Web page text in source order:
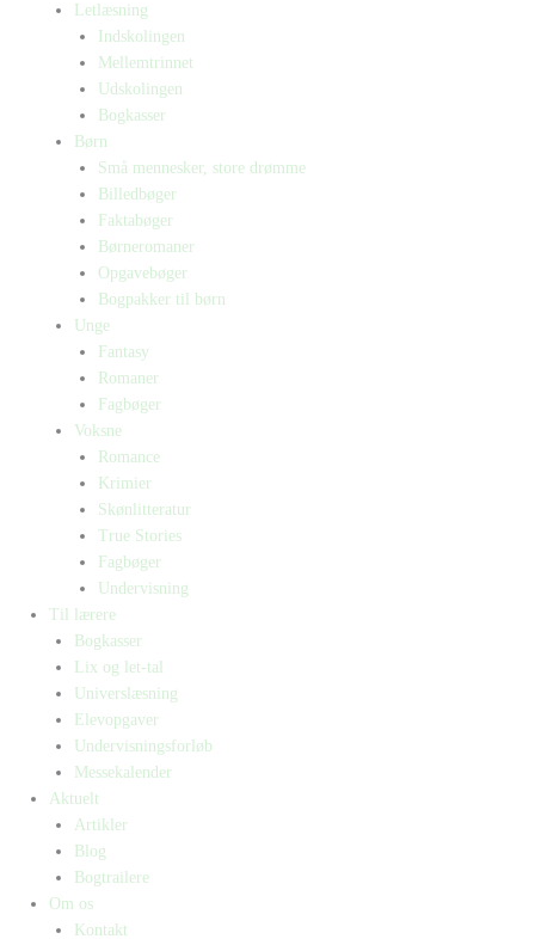
Letlæsning
Indskolingen
Mellemtrinnet
Udskolingen
Bogkasser
Børn
Små mennesker, store drømme
Billedbøger
Faktabøger
Børneromaner
Opgavebøger
Bogpakker til børn
Unge
Fantasy
Romaner
Fagbøger
Voksne
Romance
Krimier
Skønlitteratur
True Stories
Fagbøger
Undervisning
Til lærere
Bogkasser
Lix og let-tal
Universlæsning
Elevopgaver
Undervisningsforløb
Messekalender
Aktuelt
Artikler
Blog
Bogtrailere
Om os
Kontakt